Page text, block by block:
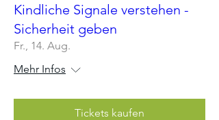
Kindliche Signale verstehen -
Sicherheit geben
Fr., 14. Aug.
Mehr Infos
Tickets kaufen